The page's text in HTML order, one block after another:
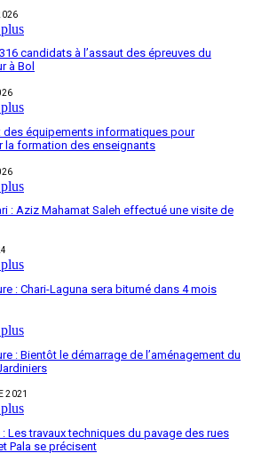
candidats à l’assaut des épreuves du
à Bol
des équipements informatiques pour
la formation des enseignants
: Aziz Mahamat Saleh effectué une visite de
: Chari-Laguna sera bitumé dans 4 mois
: Bientôt le démarrage de l’aménagement du
2021
Les travaux techniques du pavage des rues
Pala se précisent